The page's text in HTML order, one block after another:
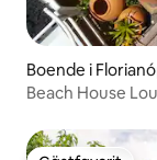
Boende i
Beach House